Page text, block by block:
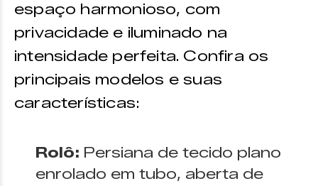
espaço harmonioso, com
privacidade e iluminado na
intensidade perfeita. Confira os
principais modelos e suas
características:
Rolô: Persiana de tecido plano
enrolado em tubo, aberta de